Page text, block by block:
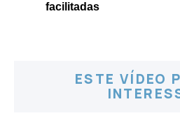
facilitadas
ESTE VÍDEO